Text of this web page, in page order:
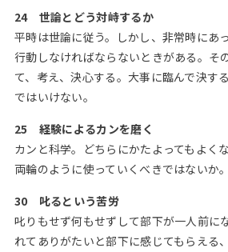
24 世論とどう対峙するか
平時は世論に従う。しかし、非常時にあ
行動しなければならないときがある。そ
て、考え、決心する。大事に臨んで決す
ではいけない。
25 経験によるカンを磨く
カンと科学。どちらにかたよってもよく
両輪のように使っていくべきではないか。
30 叱るという苦労
叱りもせず何もせずして部下が一人前に
れてありがたいと部下に感じてもらえる